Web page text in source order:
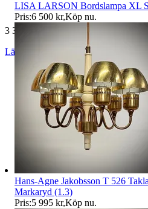
3 327 omdömen
Läs omdömen
LISA LARSON Bordslampa XL
Pris:6 500 kr,Köp nu.
Hans-Agne Jakobsson T 526
Markaryd (1.3)
Pris:5 995 kr,Köp nu.